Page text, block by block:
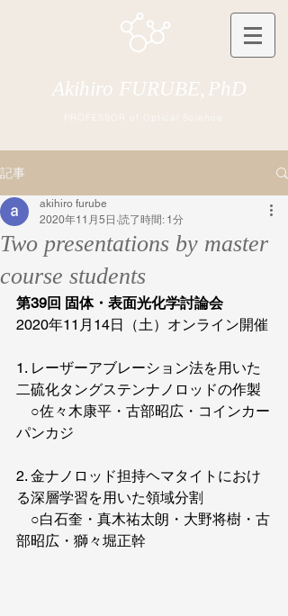
Akihiro FURUBE, PhD
PROFESSOR of Optical Science
記事
Two presentations by master
course students
akihiro furube
2020年11月5日 読了時間: 1分
第39回 固体・表面光化学討論会
2020年11月14日（土）オンライン開催
1. レーザーアブレーション法を用いた
二硫化タングステンナノロッドの作製
○佐々木康平・古部昭広・コインカー
パンカジ
2. 金ナノロッド担持ヘマタイトにおけ
る深層学習を用いた領域分割
○白石奎・真木祐太朗・大野将樹・古
部昭広・獅々堀正幹